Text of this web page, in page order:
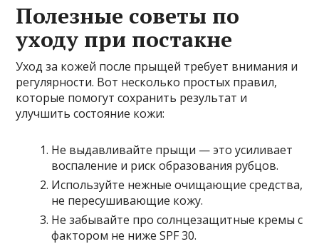
Полезные советы по
уходу при постакне
Уход за кожей после прыщей требует внимания и
регулярности. Вот несколько простых правил,
которые помогут сохранить результат и
улучшить состояние кожи:
Не выдавливайте прыщи — это усиливает
воспаление и риск образования рубцов.
Используйте нежные очищающие средства,
не пересушивающие кожу.
Не забывайте про солнцезащитные кремы с
фактором не ниже SPF 30.